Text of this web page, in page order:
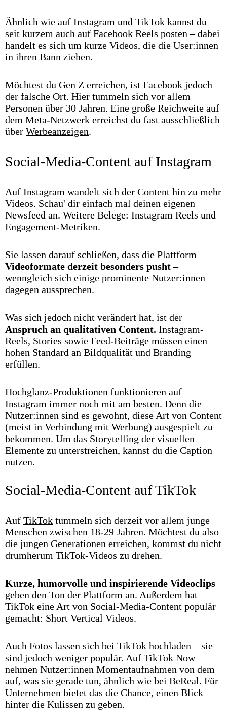
Ähnlich wie auf Instagram und TikTok kannst du
seit kurzem auch auf Facebook Reels posten – dabei
handelt es sich um kurze Videos, die die User:innen
in ihren Bann ziehen.
Möchtest du Gen Z erreichen, ist Facebook jedoch
der falsche Ort. Hier tummeln sich vor allem
Personen über 30 Jahren. Eine große Reichweite auf
dem Meta-Netzwerk erreichst du fast ausschließlich
über Werbeanzeigen.
Social-Media-Content auf Instagram
Auf Instagram wandelt sich der Content hin zu mehr
Videos. Schau' dir einfach mal deinen eigenen
Newsfeed an. Weitere Belege: Instagram Reels und
Engagement-Metriken.
Sie lassen darauf schließen, dass die Plattform
Videoformate derzeit besonders pusht–
wenngleich sich einige prominente Nutzer:innen
dagegen aussprechen.
Was sich jedoch nicht verändert hat, ist der
Anspruch an qualitativen Content. Instagram-
Reels, Stories sowie Feed-Beiträge müssen einen
hohen Standard an Bildqualität und Branding
erfüllen.
Hochglanz-Produktionen funktionieren auf
Instagram immer noch mit am besten. Denn die
Nutzer:innen sind es gewohnt, diese Art von Content
(meist in Verbindung mit Werbung) ausgespielt zu
bekommen. Um das Storytelling der visuellen
Elemente zu unterstreichen, kannst du die Caption
nutzen.
Social-Media-Content auf TikTok
Auf TikTok tummeln sich derzeit vor allem junge
Menschen zwischen 18-29 Jahren. Möchtest du also
die jungen Generationen erreichen, kommst du nicht
drumherum TikTok-Videos zu drehen.
Kurze, humorvolle und inspirierende Videoclips
geben den Ton der Plattform an. Außerdem hat
TikTok eine Art von Social-Media-Content populär
gemacht: Short Vertical Videos.
Auch Fotos lassen sich bei TikTok hochladen – sie
sind jedoch weniger populär. Auf TikTok Now
nehmen Nutzer:innen Momentaufnahmen von dem
auf, was sie gerade tun, ähnlich wie bei BeReal. Für
Unternehmen bietet das die Chance, einen Blick
hinter die Kulissen zu geben.